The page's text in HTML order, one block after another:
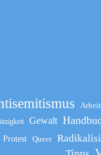
Gewalt
Protest Queer